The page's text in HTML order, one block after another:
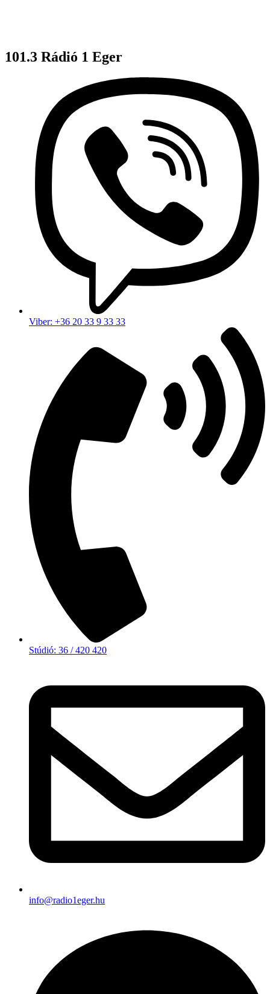
101.3 Rádió 1 Eger
Viber: +36 20 33 9 33 33
Stúdió: 36 / 420 420
info@radio1eger.hu